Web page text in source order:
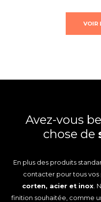
VOIR
Avez-vous
chose de
En plus des produits
contacter pour tous vos
corten, acier et inox.
finition souhaitée, comme